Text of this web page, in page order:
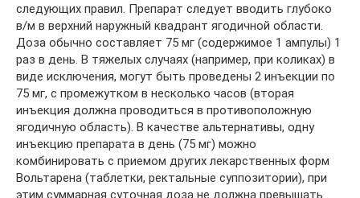
следующих правил. Препарат следует вводить глубоко
в/м в верхний наружный квадрант ягодичной области.
Доза обычно составляет 75 мг (содержимое 1 ампулы) 1
раз в день. В тяжелых случаях (например, при коликах) в
виде исключения, могут быть проведены 2 инъекции по
75 мг, с промежутком в несколько часов (вторая
инъекция должна проводиться в противоположную
ягодичную область). В качестве альтернативы, одну
инъекцию препарата в день (75 мг) можно
комбинировать с приемом других лекарственных форм
Вольтарена (таблетки, ректальные суппозитории), при
этим суммарная суточная доза не должна превышать